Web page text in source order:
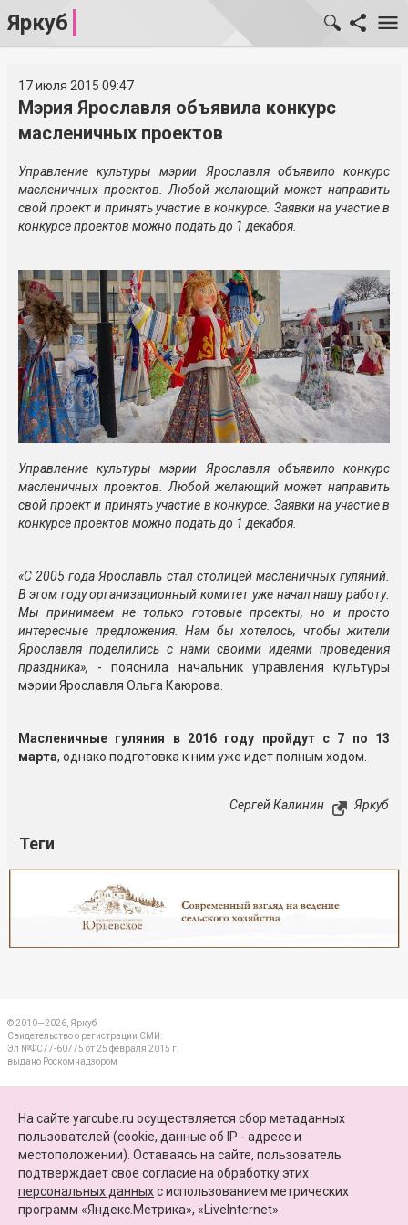
Яркуб
17 июля 2015 09:47
Мэрия Ярославля объявила конкурс
масленичных проектов
Управление культуры мэрии Ярославля объявило конкурс
масленичных проектов. Любой желающий может направить
свой проект и принять участие в конкурсе. Заявки на участие в
конкурсе проектов можно подать до 1 декабря.
Управление культуры мэрии Ярославля объявило конкурс
масленичных проектов. Любой желающий может направить
свой проект и принять участие в конкурсе. Заявки на участие в
конкурсе проектов можно подать до 1 декабря.
«С 2005 года Ярославль стал столицей масленичных гуляний.
В этом году организационный комитет уже начал нашу работу.
Мы принимаем не только готовые проекты, но и просто
интересные предложения. Нам бы хотелось, чтобы жители
Ярославля поделились с нами своими идеями проведения
праздника», - пояснила начальник управления культуры
мэрии Ярославля Ольга Каюрова.
Масленичные гуляния в 2016 году пройдут с 7 по 13
марта, однако подготовка к ним уже идет полным ходом.
Сергей Калинин Яркуб
Теги
© 2010—2026, Яркуб
Свидетельство о регистрации СМИ:
Эл №ФС77-60775 от 25 февраля 2015 г.
выдано Роскомнадзором
ПАРТНЕРЫ
КАРТА САЙТА
+7 (4852) 64-15-52
На сайте yarcube.ru осуществляется сбор метаданных
пользователей (cookie, данные об IP - адресе и
местоположении). Оставаясь на сайте, пользователь
подтверждает свое согласие на обработку этих
персональных данныхc использованием метрических
программ «Яндекс.Метрика», «LiveInternet».